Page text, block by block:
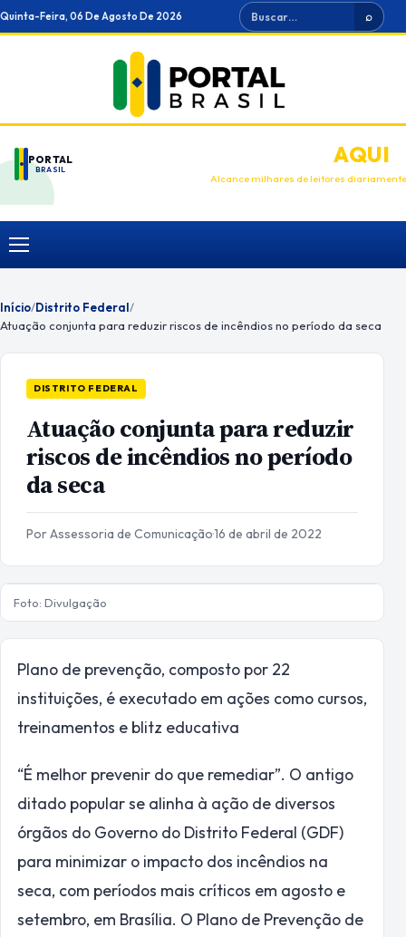
Ir
para
Quinta-Feira, 06 De Agosto De 2026 Buscar ⌕
PORTAL
BRASIL
ANUNCIEAQUI
Alcance milhares de leitores diariamente
Menu
Início/Distrito Federal/
Atuação conjunta para reduzir riscos de incêndios no período da seca
DISTRITO FEDERAL
Atuação conjunta para reduzir
riscos de incêndios no período
da seca
Por Assessoria de Comunicação·16 de abril de 2022
Foto: Divulgação
Plano de prevenção, composto por 22
instituições, é executado em ações como cursos,
treinamentos e blitz educativa
“É melhor prevenir do que remediar”. O antigo
ditado popular se alinha à ação de diversos
órgãos do Governo do Distrito Federal (GDF)
para minimizar o impacto dos incêndios na
seca, com períodos mais críticos em agosto e
setembro, em Brasília. O Plano de Prevenção de